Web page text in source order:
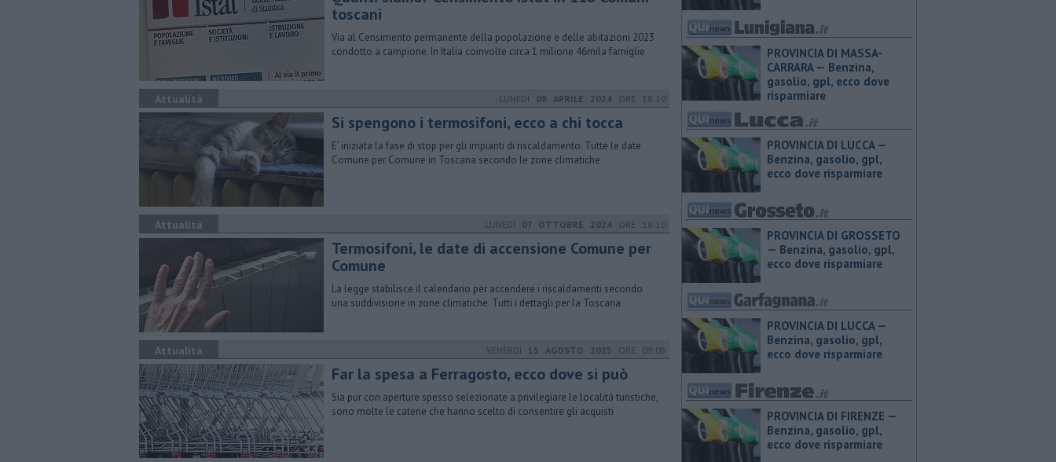
toscani
Via al Censimento permanente della popolazione e delle abitazioni 2023
condotto a campione. In Italia coinvolte circa 1 milione 46mila famiglie
Attualità LUNEDÌ 08 APRILE 2024 ORE 18:10
Si spengono i termosifoni, ecco a chi tocca
E’ iniziata la fase di stop per gli impianti di riscaldamento. Tutte le date
Comune per Comune in Toscana secondo le zone climatiche
Attualità LUNEDÌ 07 OTTOBRE 2024 ORE 18:10
Termosifoni, le date di accensione Comune per
Comune
La legge stabilisce il calendario per accendere i riscaldamenti secondo
una suddivisione in zone climatiche. Tutti i dettagli per la Toscana
Attualità VENERDÌ 15 AGOSTO 2025 ORE 09:05
Far la spesa a Ferragosto, ecco dove si può
Sia pur con aperture spesso selezionate a privilegiare le località turistiche,
sono molte le catene che hanno scelto di consentire gli acquisti
PROVINCIA DI MASSA-
CARRARA — ​Benzina,
gasolio, gpl, ecco dove
risparmiare
PROVINCIA DI LUCCA — ​
Benzina, gasolio, gpl,
ecco dove risparmiare
PROVINCIA DI GROSSETO
— ​Benzina, gasolio, gpl,
ecco dove risparmiare
PROVINCIA DI LUCCA — ​
Benzina, gasolio, gpl,
ecco dove risparmiare
PROVINCIA DI FIRENZE — ​
Benzina, gasolio, gpl,
ecco dove risparmiare